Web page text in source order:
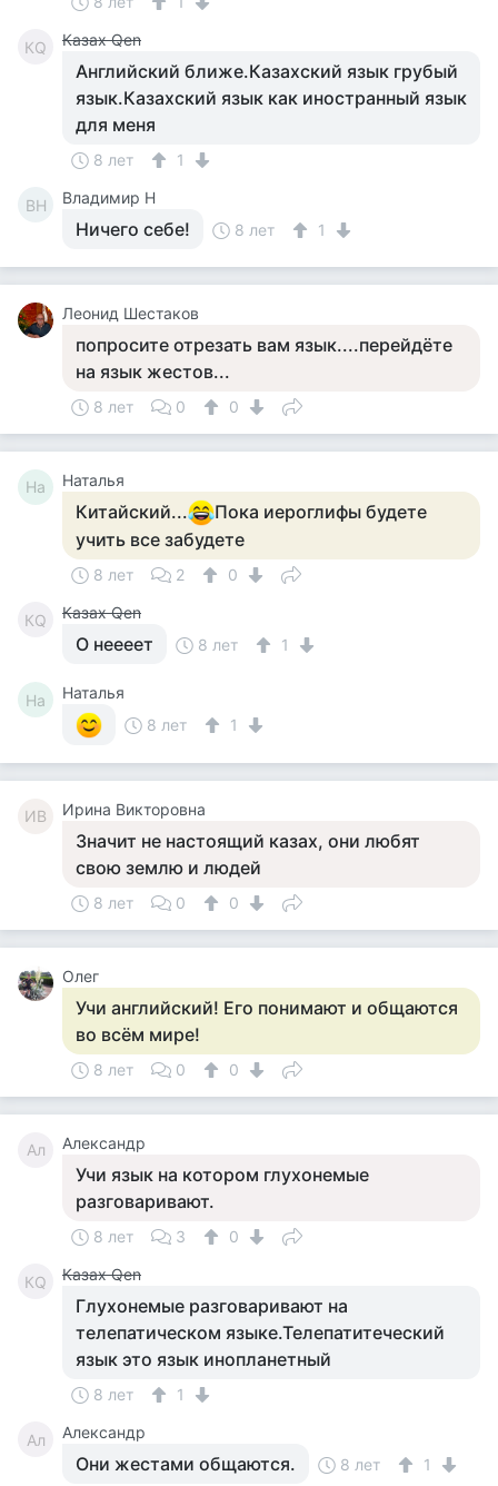
КQ Казах Qen
Английский ближе.Казахский язык грубый
язык.Казахский язык как иностранный язык
для меня
8 лет 1
ВН Владимир Н
Ничего себе! 8 лет 1
Леонид Шестаков
попросите отрезать вам язык....перейдёте
на язык жестов...
8 лет 0 0
На Наталья
Китайский...
Пока иероглифы будете
учить все забудете
8 лет 2 0
КQ Казах Qen
О неееет 8 лет 1
На
Наталья
8 лет
1
ИВ Ирина Викторовна
Значит не настоящий казах, они любят
свою землю и людей
8 лет 0 0
Олег
Учи английский! Его понимают и общаются
во всём мире!
8 лет 0 0
Ал Александр
Учи язык на котором глухонемые
разговаривают.
8 лет 3 0
КQ Казах Qen
Глухонемые разговаривают на
телепатическом языке.Телепатитеческий
язык это язык инопланетный
8 лет 1
Ал Александр
Они жестами общаются. 8 лет 1